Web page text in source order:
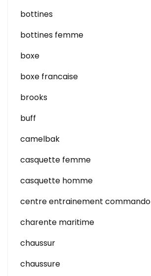
bottines
bottines femme
boxe
boxe francaise
brooks
buff
camelbak
casquette femme
casquette homme
centre entrainement commando
charente maritime
chaussur
chaussure